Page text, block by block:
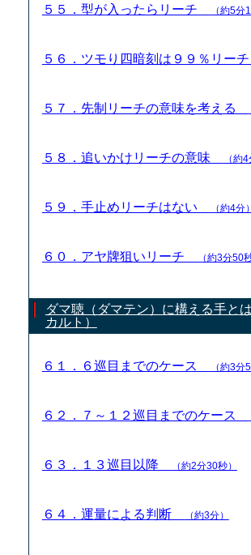
５５．型が入ったらリーチ （約5分
５６．ツモり四暗刻は９９％リー
５７．先制リーチの意味を考える
５８．追いかけリーチの意味 （約
５９．手止めリーチはない （約4分）
６０．アヤ牌狙いリーチ （約3分50秒
ダマ聴（ダマテン）に構える手と
カルト）
６１．６巡目までのケース （約3分
６２．７～１２巡目までのケース
６３．１３巡目以降 （約2分30秒）
６４．運量による判断 （約3分）